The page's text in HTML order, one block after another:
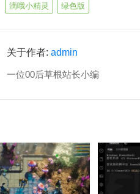
滴哦小精灵 绿色版
关于作者: admin
一位00后草根站长小编